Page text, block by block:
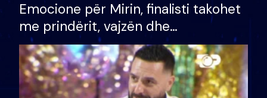
Emocione për Mirin, finalisti takohet
me prindërit, vajzën dhe
bashkëshorten: S’kemi ndonjë letër
divorci apo jo?